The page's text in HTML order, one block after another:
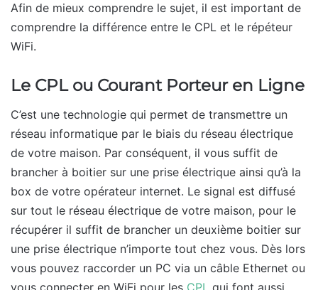
Afin de mieux comprendre le sujet, il est important de
comprendre la différence entre le CPL et le répéteur
WiFi.
Le CPL ou Courant Porteur en Ligne
C’est une technologie qui permet de transmettre un
réseau informatique par le biais du réseau électrique
de votre maison. Par conséquent, il vous suffit de
brancher à boitier sur une prise électrique ainsi qu’à la
box de votre opérateur internet. Le signal est diffusé
sur tout le réseau électrique de votre maison, pour le
récupérer il suffit de brancher un deuxième boitier sur
une prise électrique n’importe tout chez vous. Dès lors
vous pouvez raccorder un PC via un câble Ethernet ou
vous connecter en WiFi pour les CPL qui font aussi